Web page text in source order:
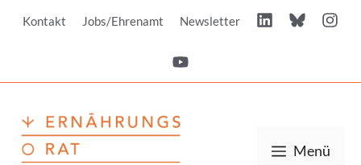
InhaltKontakt Jobs/Ehrenamt Newsletter
Menü